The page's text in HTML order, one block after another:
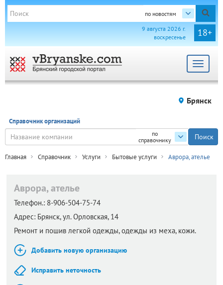
по новостям
18+
9 августа 2026 г.
воскресенье
Toggle
Брянск
Справочник организаций
по
справочнику
Главная Справочник Услуги Бытовые услуги Аврора, ателье
Аврора, ателье
Телефон.: 8-906-504-75-74
Адрес: Брянск,ул. Орловская, 14
Ремонт и пошив легкой одежды, одежды из меха, кожи.
Добавить новую организацию
Исправить неточность